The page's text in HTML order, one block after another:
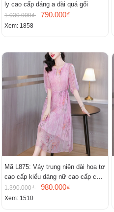
ly cao cấp dáng a dài quá gối
1.030.000₫ 790.000₫
Xem: 1858
Mã L875: Váy trung niên dài hoa tơ
cao cấp kiểu dáng nữ cao cấp cao
cấp thần
1.390.000₫ 980.000₫
Xem: 1510